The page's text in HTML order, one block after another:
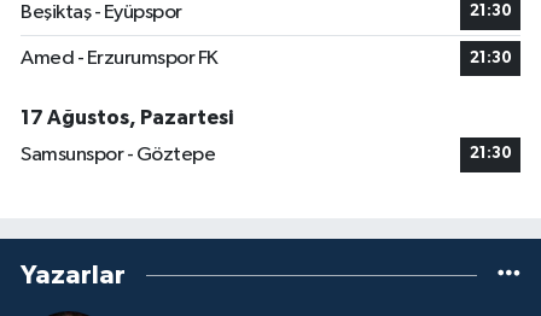
Beşiktaş - Eyüpspor 21:30
Amed - Erzurumspor FK 21:30
17 Ağustos, Pazartesi
Samsunspor - Göztepe
21:30
Yazarlar